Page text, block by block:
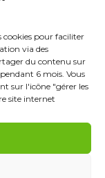
cookies pour faciliter
via des
du contenu sur
6 mois. Vous
sur l'icône "gérer les
site internet